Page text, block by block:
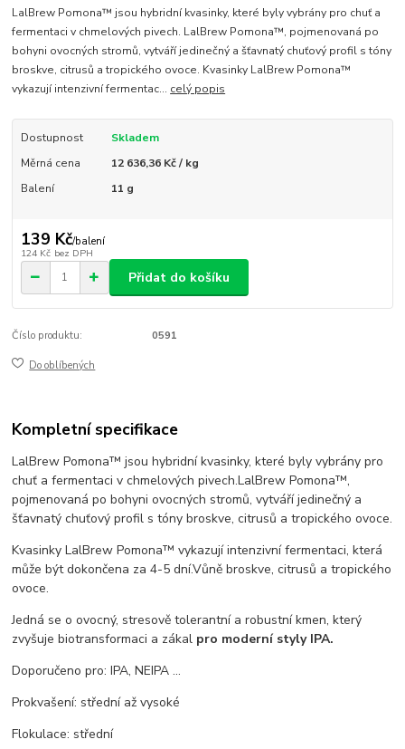
LalBrew Pomona™ jsou hybridní kvasinky, které byly vybrány pro chuť a
fermentaci v chmelových pivech. LalBrew Pomona™, pojmenovaná po
bohyni ovocných stromů, vytváří jedinečný a šťavnatý chuťový profil s tóny
broskve, citrusů a tropického ovoce. Kvasinky LalBrew Pomona™
vykazují intenzivní fermentac... celý popis
Dostupnost
Skladem
Měrná cena
12 636,36 Kč / kg
Balení
11 g
139 Kč/balení
124 Kč bez DPH
Přidat do košíku
Číslo produktu: 0591
Do oblíbených
Kompletní specifikace
LalBrew Pomona™ jsou hybridní kvasinky, které byly vybrány pro
chuť a fermentaci v chmelových pivech.LalBrew Pomona™,
pojmenovaná po bohyni ovocných stromů, vytváří jedinečný a
šťavnatý chuťový profil s tóny broskve, citrusů a tropického ovoce.
Kvasinky LalBrew Pomona™ vykazují intenzivní fermentaci, která
může být dokončena za 4-5 dní.Vůně broskve, citrusů a tropického
ovoce.
Jedná se o ovocný, stresově tolerantní a robustní kmen, který
zvyšuje biotransformaci a zákal pro moderní styly IPA.
Doporučeno pro: IPA, NEIPA ...
Prokvašení: střední až vysoké
Flokulace: střední